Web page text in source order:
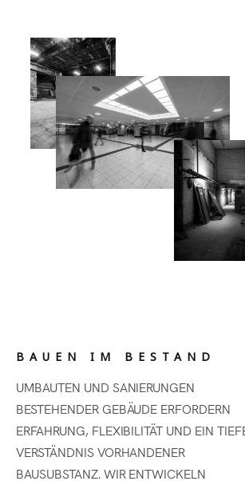
BAUEN IM BESTAND
UMBAUTEN UND SANIERUNGEN
BESTEHENDER GEBÄUDE ERFORDERN
ERFAHRUNG, FLEXIBILITÄT UND EIN
VERSTÄNDNIS VORHANDENER
BAUSUBSTANZ. WIR ENTWICKELN